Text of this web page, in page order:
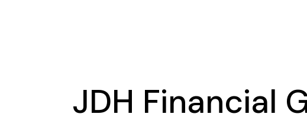
JDH Financial